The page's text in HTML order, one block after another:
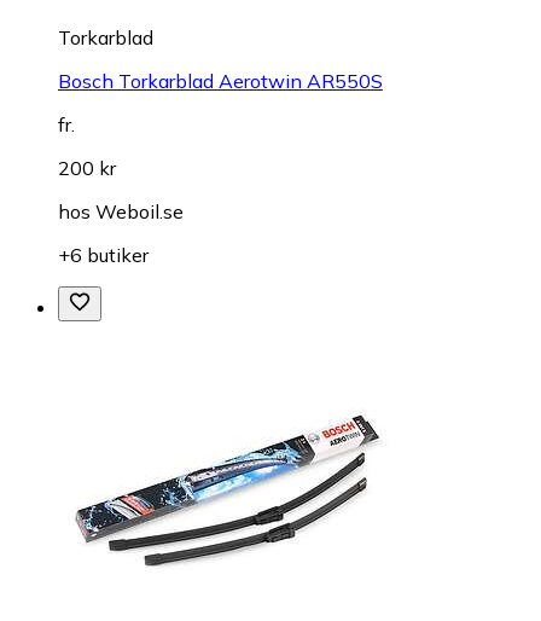
Torkarblad
Bosch Torkarblad Aerotwin AR550S
fr.
200 kr
hos Weboil.se
+6 butiker